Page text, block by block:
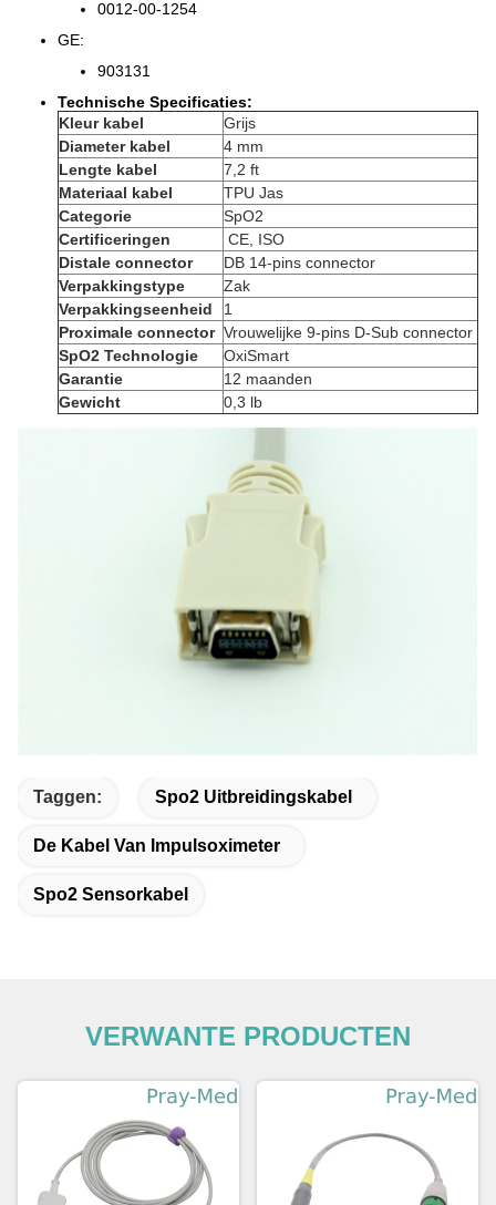
0012-00-1254
GE:
903131
Technische Specificaties:
Kleur kabel
Grijs
Diameter kabel
4 mm
Lengte kabel
7,2 ft
Materiaal kabel
TPU Jas
Categorie
SpO2
Certificeringen
CE, ISO
Distale connector
DB 14-pins connector
Verpakkingstype
Zak
Verpakkingseenheid
1
Proximale connector Vrouwelijke 9-pins D-Sub connector
SpO2 Technologie
OxiSmart
Garantie
12 maanden
Gewicht
0,3 lb
Taggen: Spo2 Uitbreidingskabel
De Kabel Van Impulsoximeter
Spo2 Sensorkabel
VERWANTE PRODUCTEN